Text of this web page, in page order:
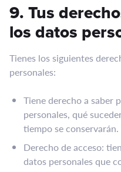
9. Tus
los datos
Tienes los siguientes
personales:
Tiene derecho a saber
personales, qué
tiempo se conservarán.
Derecho de acceso:
datos personales que